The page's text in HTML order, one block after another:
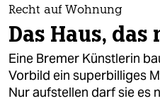
themen
politik
öko
Recht auf Wohnung
Das Haus,
Eine Bremer Künstlerin
Vorbild ein superbilliges
Nur aufstellen darf sie es